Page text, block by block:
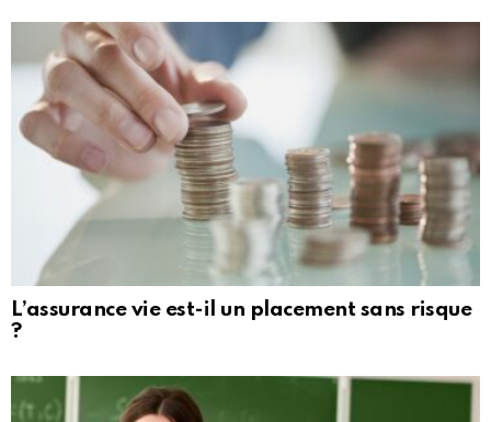
L’assurance vie est-il un placement sans risque
?